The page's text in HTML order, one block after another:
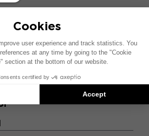
НА НАШУ РАССЫЛКУ